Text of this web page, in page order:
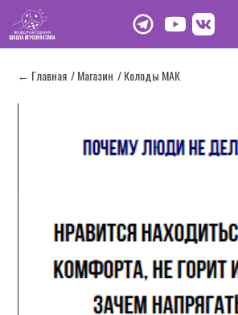
← Главная / Магазин / Колоды МАК